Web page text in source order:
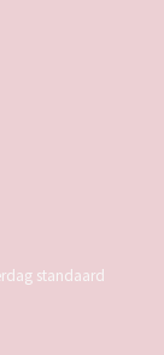
standaard